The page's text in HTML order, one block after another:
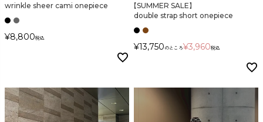
価格
在庫なし商品
wrinkle sheer cami onepiece
¥8,800税込
【SUMMER SALE】
double strap short onepiece
¥13,750 のところ¥3,960税込